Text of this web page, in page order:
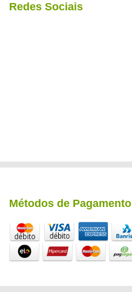
Redes Sociais
Métodos de Pagamento